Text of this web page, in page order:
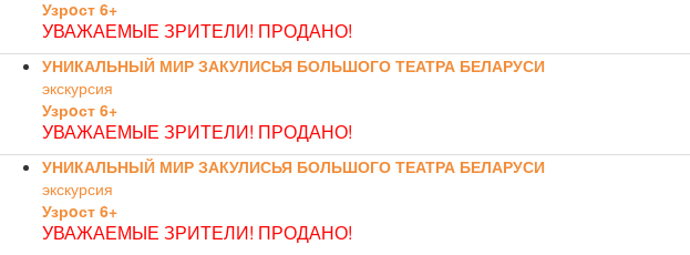
Узрoст 6+
УВАЖАЕМЫЕ ЗРИТЕЛИ! ПРОДАНО!
УНИКАЛЬНЫЙ МИР ЗАКУЛИСЬЯ БОЛЬШОГО ТЕАТРА БЕЛАРУСИ
экскурсия
Узрoст 6+
УВАЖАЕМЫЕ ЗРИТЕЛИ! ПРОДАНО!
УНИКАЛЬНЫЙ МИР ЗАКУЛИСЬЯ БОЛЬШОГО ТЕАТРА БЕЛАРУСИ
экскурсия
Узрoст 6+
УВАЖАЕМЫЕ ЗРИТЕЛИ! ПРОДАНО!